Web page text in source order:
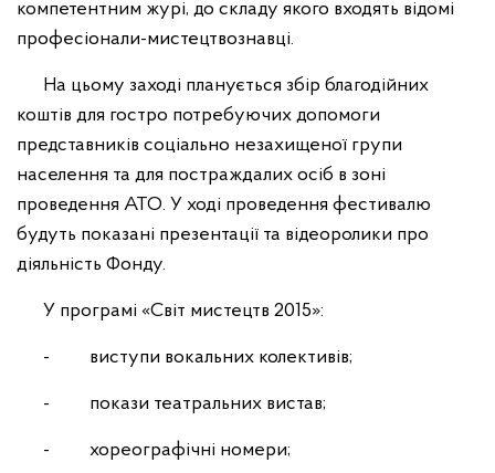
компетентним журі, до складу якого входять відомi
професіонали-мистецтвознавці.
На цьому заході планується збір благодійних
коштів для гостро потребуючих допомоги
представників соціально незахищеної групи
населення та для постраждалих осіб в зоні
проведення АТО. У ході проведення фестивалю
будуть показані презентації та відеоролики про
діяльність Фонду.
У програмі «Світ мистецтв 2015»:
- виступи вокальних колективів;
- покази театральних вистав;
- хореографічні номери;